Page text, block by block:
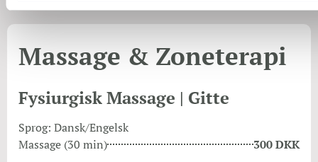
Massage & Zoneterapi
Fysiurgisk Massage | Gitte
Sprog: Dansk/Engelsk
Massage (30 min)
300 DKK